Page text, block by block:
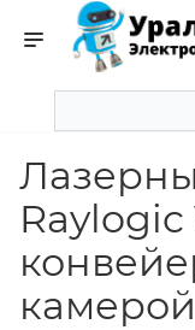
Raylogic
камерой